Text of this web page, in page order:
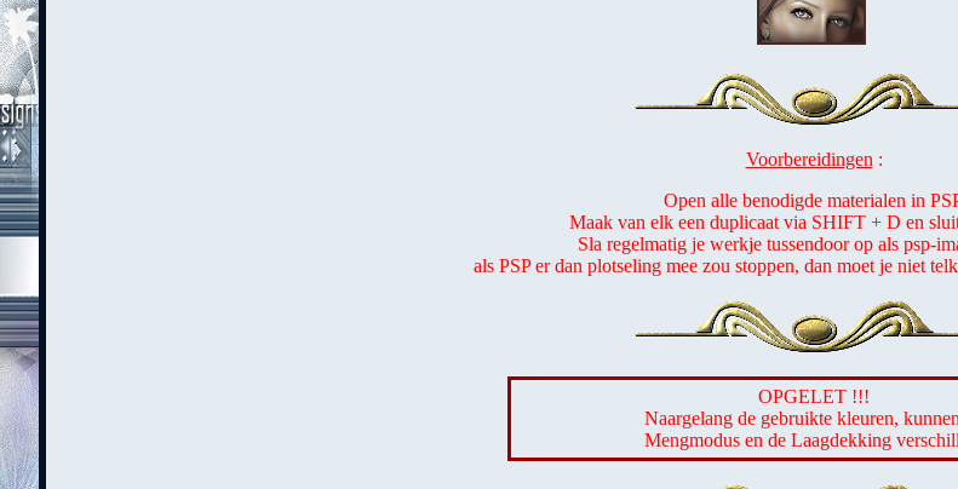
Voorbereidingen :
Open alle benodigde materialen in
Maak van elk een duplicaat via SHIFT + D en
Sla regelmatig je werkje tussendoor op als psp-
als PSP er dan plotseling mee zou stoppen, dan moet je niet
OPGELET !!!
Naargelang de gebruikte kleuren,
Mengmodus en de Laagdekking